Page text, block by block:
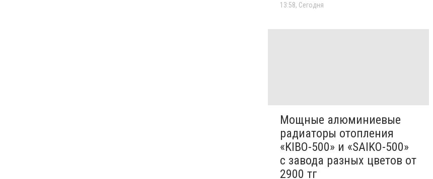
13:58, Сегодня
Мощные алюминиевые
радиаторы отопления
«KIBO-500» и «SAIKO-500»
с завода разных цветов от
2900 тг